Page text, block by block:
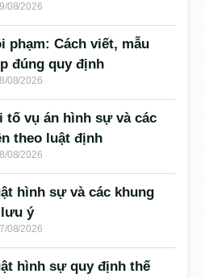
08/2026
phạm: Cách viết, mẫu
đúng quy định
08/2026
tố vụ án hình sự và các
theo luật định
08/2026
hình sự và các khung
lưu ý
08/2026
hình sự quy định thế